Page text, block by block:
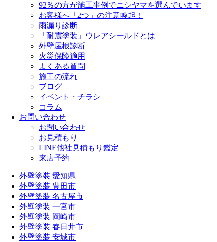
92％の方が施工事例でニシヤマを選んでいます
お客様へ「2つ」の注意喚起！
雨漏り診断
「耐震塗装」ウレアシールドとは
外壁屋根診断
火災保険適用
よくある質問
施工の流れ
ブログ
イベント・チラシ
コラム
お問い合わせ
お問い合わせ
お見積もり
LINE他社見積もり鑑定
来店予約
外壁塗装 愛知県
外壁塗装 豊田市
外壁塗装 名古屋市
外壁塗装 一宮市
外壁塗装 岡崎市
外壁塗装 春日井市
外壁塗装 安城市